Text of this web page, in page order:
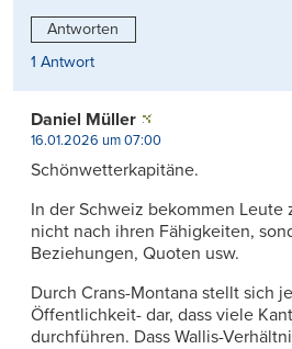
Antworten
1 Antwort
Daniel Müller
16.01.2026 um 07:00
Schönwetterkapitäne.
In der Schweiz bekommen Leute
nicht nach ihren Fähigkeiten,
Beziehungen, Quoten usw.
Durch Crans-Montana stellt sich
Öffentlichkeit- dar, dass viele
durchführen. Dass Wallis-